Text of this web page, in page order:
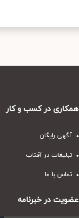
همکاری در کسب و کار
آگهی رایگان
تبلیغات در آفتاب
تماس با ما
عضویت در خبرنامه